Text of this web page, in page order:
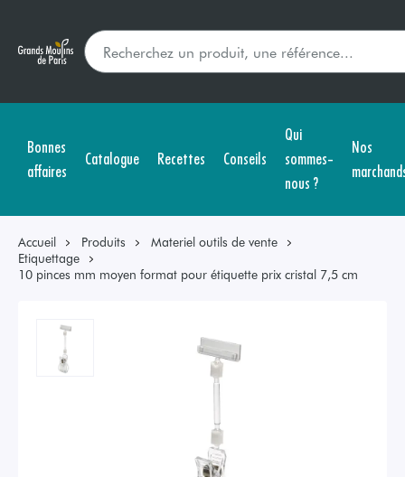
Bonnes
affaires
Catalogue Recettes Conseils
Qui
sommes-
nous ?
Nos
Accueil Produits
Materiel outils de vente
Etiquettage
10 pinces mm moyen format pour étiquette prix cristal 7,5 cm